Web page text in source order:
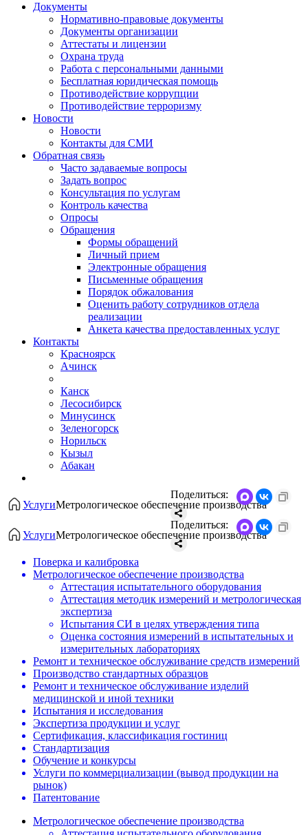
Документы
Нормативно-правовые документы
Документы организации
Аттестаты и лицензии
Охрана труда
Работа с персональными данными
Бесплатная юридическая помощь
Противодействие коррупции
Противодействие терроризму
Новости
Новости
Контакты для СМИ
Обратная связь
Часто задаваемые вопросы
Задать вопрос
Консультация по услугам
Контроль качества
Опросы
Обращения
Формы обращений
Личный прием
Электронные обращения
Письменные обращения
Порядок обжалования
Оценить работу сотрудников отдела
реализации
Анкета качества предоставленных услуг
Контакты
Красноярск
Ачинск
Канск
Лесосибирск
Минусинск
Зеленогорск
Норильск
Кызыл
Абакан
УслугиМетрологическое обеспечение производства
Поделиться:
УслугиМетрологическое обеспечение производства
Поделиться:
Поверка и калибровка
Метрологическое обеспечение производства
Аттестация испытательного оборудования
Аттестация методик измерений и метрологическая
экспертиза
Испытания СИ в целях утверждения типа
Оценка состояния измерений в испытательных и
измерительных лабораториях
Ремонт и техническое обслуживание средств измерений
Производство стандартных образцов
Ремонт и техническое обслуживание изделий
медицинской и иной техники
Испытания и исследования
Экспертиза продукции и услуг
Сертификация, классификация гостиниц
Стандартизация
Обучение и конкурсы
Услуги по коммерциализации (вывод продукции на
рынок)
Патентование
Метрологическое обеспечение производства